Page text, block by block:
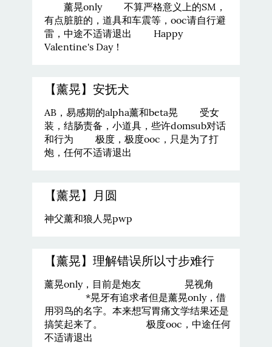
薰晃only 不算严格意义上的SM，
有点脏脏的，道具和车震等，ooc请自行避
雷，中途不适请退出 Happy
Valentine's Day！
【薰晃】安抚犬
AB，易感期的alpha薰和beta晃 受女
装，结肠责备，小道具，些许domsub对话
和行为 极度，极度ooc，只是为了打
炮，任何不适请退出
【薰晃】月圆
神父薰和狼人晃pwp
【薰晃】理解错误所以寸步难行
薰晃only，目前是炮友 晃视角
*晃牙有追求者但是薰晃only，借
用羽鸟的名字。本来想写胃痛文学结果还是
搞笑起来了。 极度ooc，中途任何
不适请退出